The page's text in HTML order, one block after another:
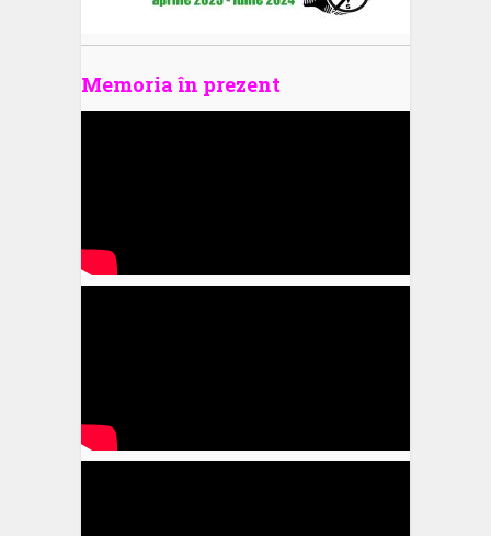
Memoria în prezent